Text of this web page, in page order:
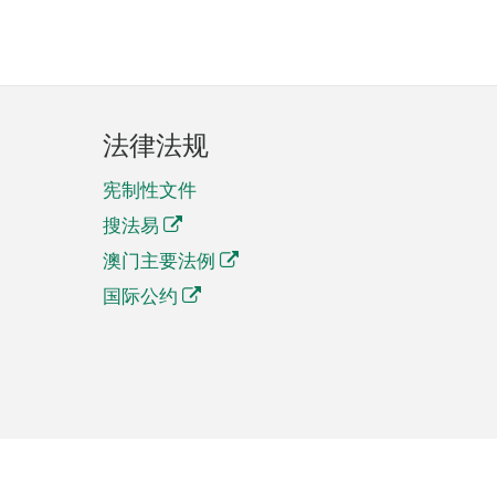
法律法规
宪制性文件
搜法易
澳门主要法例
国际公约